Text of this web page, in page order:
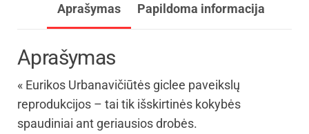
Aprašymas Papildoma informacija
Aprašymas
« Eurikos Urbanavičiūtės giclee paveikslų
reprodukcijos – tai tik išskirtinės kokybės
spaudiniai ant geriausios drobės.